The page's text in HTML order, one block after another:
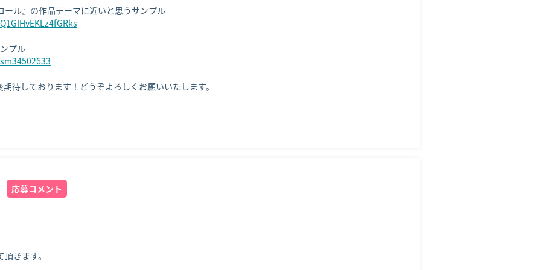
待しております！どうぞよろしくお願いいたします。
応募コメント
きます。